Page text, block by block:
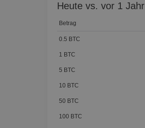
Heute vs. vor 1 Jahr
Betrag
0.5 BTC
1 BTC
5 BTC
10 BTC
50 BTC
100 BTC